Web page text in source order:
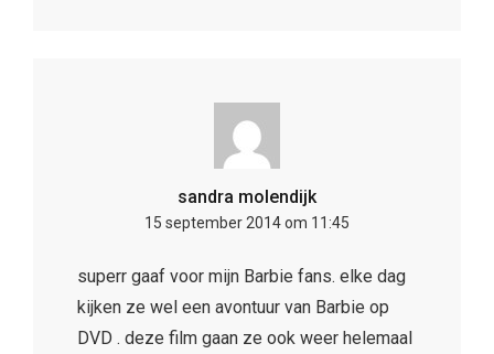
sandra molendijk
15 september 2014 om 11:45
superr gaaf voor mijn Barbie fans. elke dag
kijken ze wel een avontuur van Barbie op
DVD . deze film gaan ze ook weer helemaal